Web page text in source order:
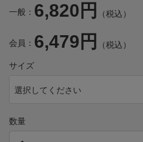
一般： 6,820円 （税込）
会員： 6,479円 （税込）
サイズ
選択してください
数量